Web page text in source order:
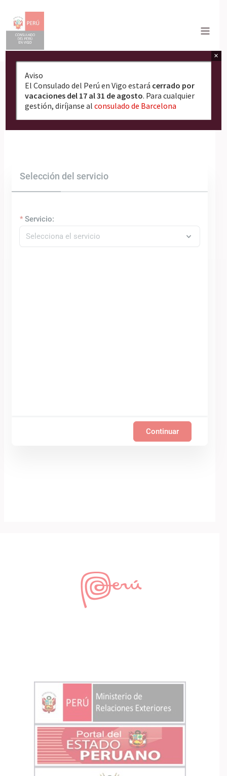
contenido
Reservas
Selección del servicio
Servicio:
Continuar
Aviso
El Consulado del Perú en Vigo estará cerrado por
vacaciones del 17 al 31 de agosto. Para cualquier
gestión, diríjanse alconsulado de Barcelona
×